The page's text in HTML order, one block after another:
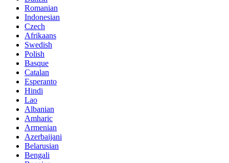
Romanian
Indonesian
Czech
Afrikaans
Swedish
Polish
Basque
Catalan
Esperanto
Hindi
Lao
Albanian
Amharic
Armenian
Azerbaijani
Belarusian
Bengali